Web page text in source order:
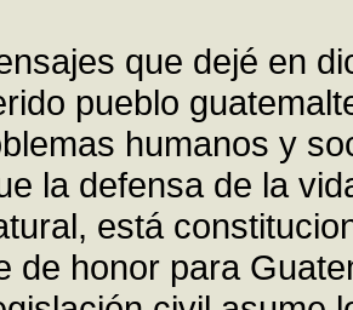
que dejé en
pueblo
humanos y
la defensa de la
está
de honor para